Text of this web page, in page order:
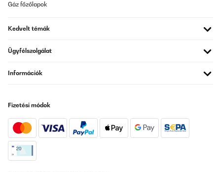
Gáz főzőlapok
Kedvelt témák
Ügyfélszolgálat
Információk
Fizetési módok